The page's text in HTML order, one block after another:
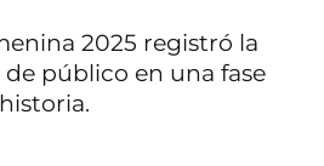
2025 registró la
público en una fase